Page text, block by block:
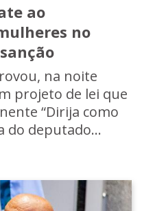
ao
no
na noite
projeto de lei que
“Dirija como
do deputado...